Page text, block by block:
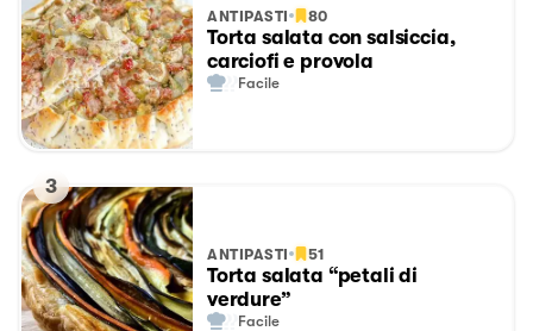
ANTIPASTI 80
Torta salata con salsiccia,
carciofi e provola
Facile
3
ANTIPASTI 51
Torta salata “petali di
verdure”
Facile